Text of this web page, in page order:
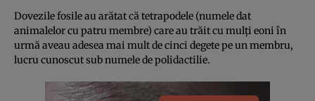
Dovezile fosile au arătat că tetrapodele (numele dat
animalelor cu patru membre) care au trăit cu mulți eoni în
urmă aveau adesea mai mult de cinci degete pe un membru,
lucru cunoscut sub numele de polidactilie.